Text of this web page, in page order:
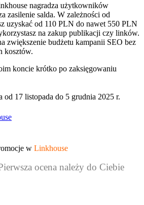
nagradza użytkowników
zasilenie salda. W zależności od
uzyskać od 110 PLN do nawet 550 PLN
na zakup publikacji czy linków.
zwiększenie budżetu kampanii SEO bez
kosztów.
koncie krótko po zaksięgowaniu
od 17 listopada do 5 grudnia 2025 r.
w Linkhouse
ocena należy do Ciebie